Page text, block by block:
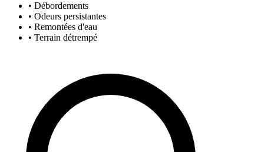
• Débordements
• Odeurs persistantes
• Remontées d'eau
• Terrain détrempé